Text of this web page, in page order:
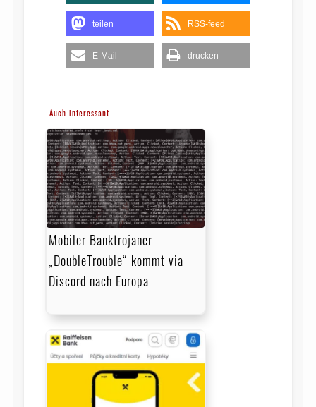
teilen RSS-feed
E-Mail drucken
Auch interessant
Mobiler Banktrojaner
„DoubleTrouble“ kommt via
Discord nach Europa